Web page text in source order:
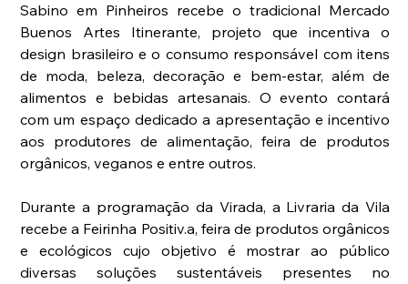
Sabino em Pinheiros recebe o tradicional Mercado
Buenos Artes Itinerante, projeto que incentiva o
design brasileiro e o consumo responsável com itens
de moda, beleza, decoração e bem-estar, além de
alimentos e bebidas artesanais. O evento contará
com um espaço dedicado a apresentação e incentivo
aos produtores de alimentação, feira de produtos
orgânicos, veganos e entre outros.
Durante a programação da Virada, a Livraria da Vila
recebe a Feirinha Positiv.a, feira de produtos orgânicos
e ecológicos cujo objetivo é mostrar ao público
diversas soluções sustentáveis presentes no